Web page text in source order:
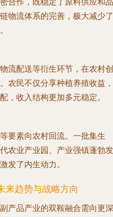
物流体系的完善，极大减少了
流配送等衍生环节，在农村创
农民不仅分享种植养殖收益，
，收入结构更加多元稳定。
要素向农村回流。一批集生
农业产业园、产业强镇蓬勃发
发了内生动力。
来趋势与战略方向
产品产业的双鞍融合需向更深